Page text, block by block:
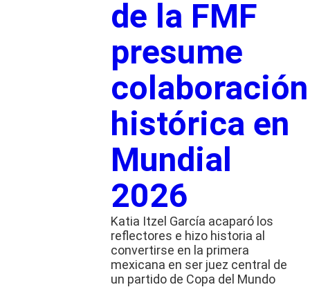
de la FMF
presume
colaboración
histórica en
Mundial
2026
Katia Itzel García acaparó los
reflectores e hizo historia al
convertirse en la primera
mexicana en ser juez central de
un partido de Copa del Mundo